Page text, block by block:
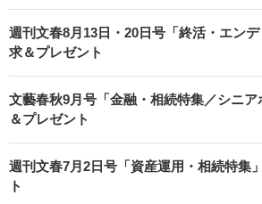
週刊文春8月13日・20日号「終活・エン
求＆プレゼント
文藝春秋9月号「金融・相続特集／シニ
＆プレゼント
週刊文春7月2日号「資産運用・相続特集
ト